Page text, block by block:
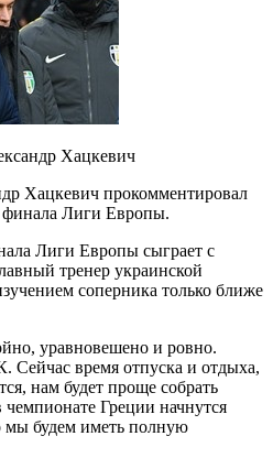
Хацкевич
Хацкевич прокомментировал
финала Лиги Европы.
Лиги Европы сыграет с
тренер украинской
соперника только ближе
уравновешено и ровно.
Сейчас время отпуска и отдыха,
нам будет проще собрать
Греции начнутся
будем иметь полную